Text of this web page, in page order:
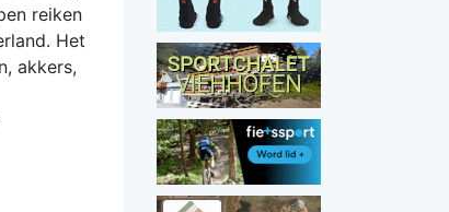
reiken
Het
akkers,